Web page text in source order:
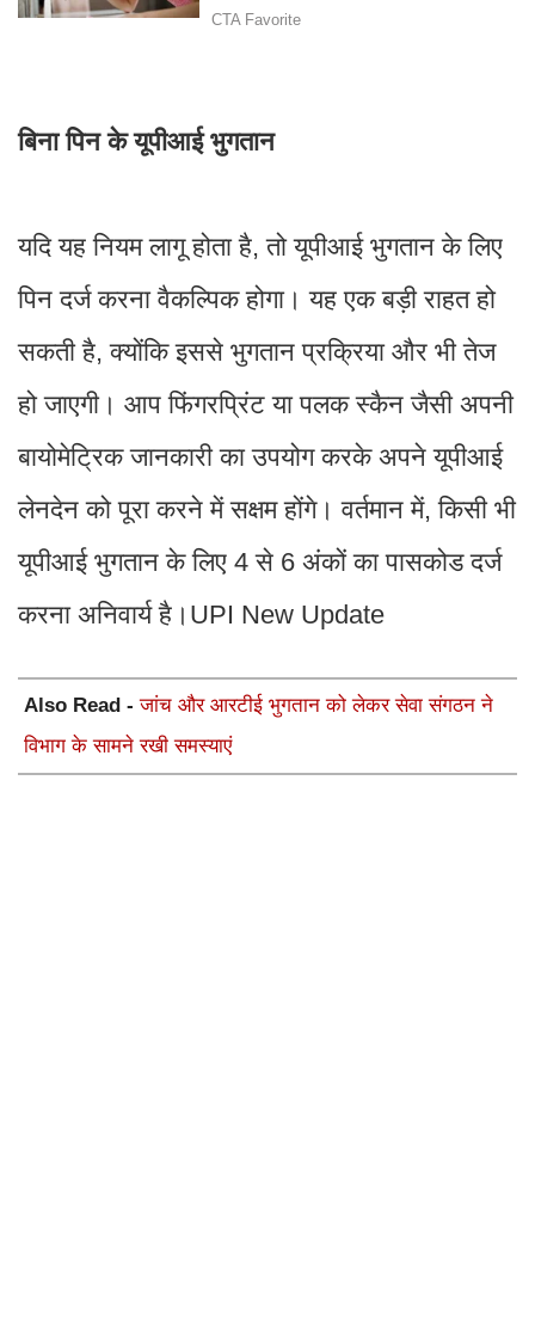
बिना पिन के यूपीआई भुगतान
यदि यह नियम लागू होता है, तो यूपीआई भुगतान के लिए
पिन दर्ज करना वैकल्पिक होगा। यह एक बड़ी राहत हो
सकती है, क्योंकि इससे भुगतान प्रक्रिया और भी तेज
हो जाएगी। आप फिंगरप्रिंट या पलक स्कैन जैसी अपनी
बायोमेट्रिक जानकारी का उपयोग करके अपने यूपीआई
लेनदेन को पूरा करने में सक्षम होंगे। वर्तमान में, किसी भी
यूपीआई भुगतान के लिए 4 से 6 अंकों का पासकोड दर्ज
करना अनिवार्य है।UPI New Update
Also Read -जांच और आरटीई भुगतान को लेकर सेवा संगठन ने
विभाग के सामने रखी समस्याएं